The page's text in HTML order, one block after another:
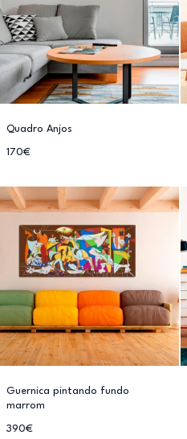
Quadro Anjos
170€
Guernica pintando fundo
marrom
390€